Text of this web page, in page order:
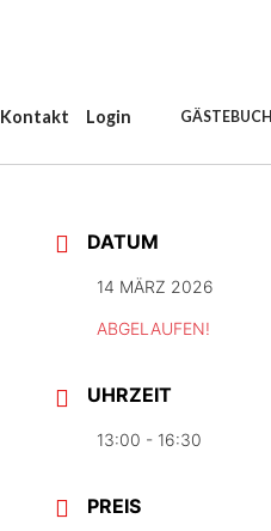
Kontakt Login GÄSTEBUCH
DATUM
14 MÄRZ 2026
ABGELAUFEN!
UHRZEIT
13:00 - 16:30
PREIS